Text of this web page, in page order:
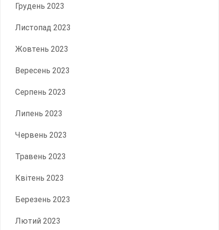
Грудень 2023
Листопад 2023
Жовтень 2023
Вересень 2023
Серпень 2023
Липень 2023
Червень 2023
Травень 2023
Квітень 2023
Березень 2023
Лютий 2023